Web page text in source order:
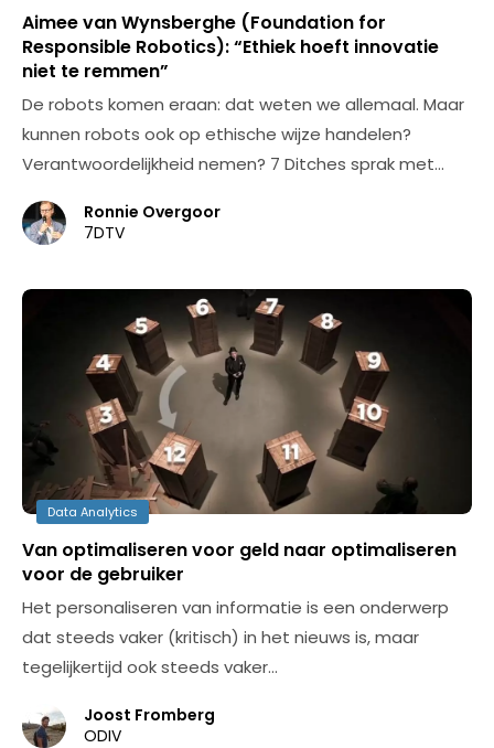
Aimee van Wynsberghe (Foundation for
Responsible Robotics): “Ethiek hoeft innovatie
niet te remmen”
De robots komen eraan: dat weten we allemaal. Maar
kunnen robots ook op ethische wijze handelen?
Verantwoordelijkheid nemen? 7 Ditches sprak met…
Ronnie Overgoor
7DTV
Data Analytics
Van optimaliseren voor geld naar optimaliseren
voor de gebruiker
Het personaliseren van informatie is een onderwerp
dat steeds vaker (kritisch) in het nieuws is, maar
tegelijkertijd ook steeds vaker…
Joost Fromberg
ODIV